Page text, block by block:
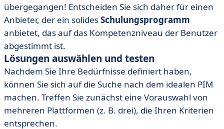
übergegangen! Entscheiden Sie sich daher für einen
Anbieter, der ein solidesSchulungsprogramm
anbietet, das auf das Kompetenzniveau der Benutzer
abgestimmt ist.
Lösungen auswählen und testen
Nachdem Sie Ihre Bedürfnisse definiert haben,
können Sie sich auf die Suche nach dem idealen PIM
machen. Treffen Sie zunächst eine Vorauswahl von
mehreren Plattformen (z. B. drei), die Ihren Kriterien
entsprechen.